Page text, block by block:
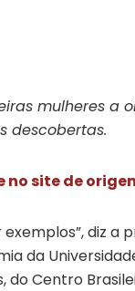
mulheres a
descobertas.
no site de
diz a
da
do Centro